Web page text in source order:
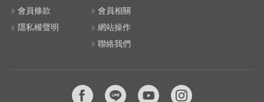
會員條款
隱私權聲明
會員相關
網站操作
聯絡我們